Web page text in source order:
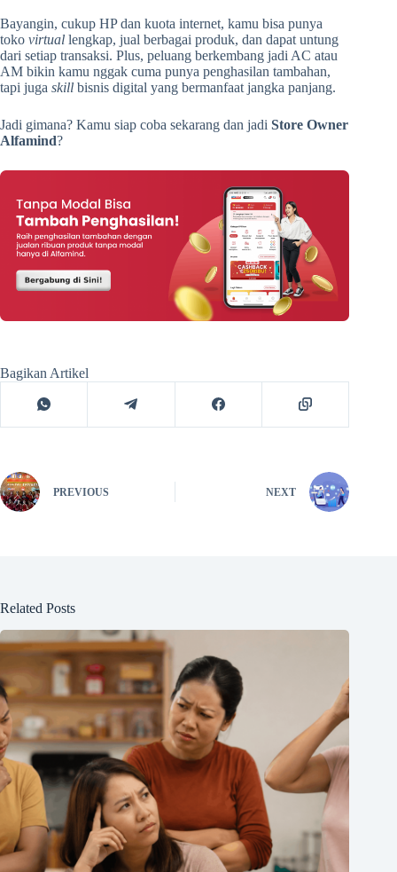
Bayangin, cukup HP dan kuota internet, kamu bisa punya
toko virtual lengkap, jual berbagai produk, dan dapat untung
dari setiap transaksi. Plus, peluang berkembang jadi AC atau
AM bikin kamu nggak cuma punya penghasilan tambahan,
tapi juga skill bisnis digital yang bermanfaat jangka panjang.
Jadi gimana? Kamu siap coba sekarang dan jadi Store Owner
Alfamind?
Bagikan Artikel
PREVIOUS NEXT
Related Posts